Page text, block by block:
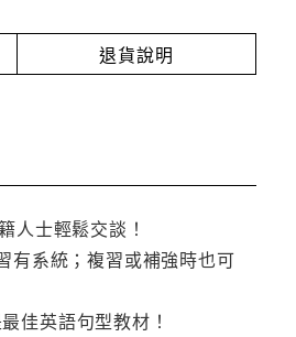
退貨說明
士輕鬆交談！
有系統；複習或補強時也可
佳英語句型教材！